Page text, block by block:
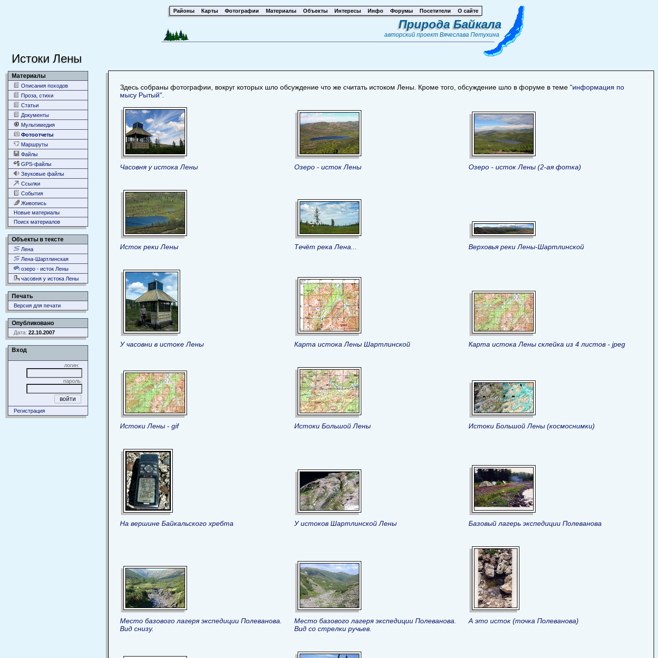
Районы Карты Фотографии Материалы Объекты Интересы Инфо Форумы Посетители О сайте
Природа Байкала
авторский проект Вячеслава Петухина
Истоки Лены
Материалы
Описания походов
Проза, стихи
Статьи
Документы
Мультимедия
Фотоотчеты
Маршруты
Файлы
GPS-файлы
Звуковые файлы
Ссылки
События
Живопись
Новые материалы
Поиск материалов
Объекты в тексте
Лена
Лена-Шартлинская
озеро - исток Лены
часовня у истока Лены
Печать
Версия для печати
Опубликовано
Дата: 22.10.2007
Вход
логин:
пароль:
Регистрация
Здесь собраны фотографии, вокруг которых шло обсуждение что же считать истоком Лены. Кроме того, обсуждение шло в форуме в теме "информация по
мысу Рытый"
Часовня у истока Лены Озеро - исток Лены Озеро - исток Лены (2-ая фотка)
Исток реки Лены Течёт река Лена... Верховья реки Лены-Шартлинской
У часовни в истоке Лены Карта истока Лены Шартлинской Карта истока Лены склейка из 4 листов - jpeg
Истоки Лены - gif Истоки Большой Лены Истоки Большой Лены (космоснимки)
На вершине Байкальского хребта У истоков Шартлинской Лены Базовый лагерь экспедиции Полеванова
Место базового лагеря экспедиции Полеванова.
Вид снизу.
Место базового лагеря экспедиции Полеванова.
Вид со стрелки ручьев.
А это исток (точка Полеванова)